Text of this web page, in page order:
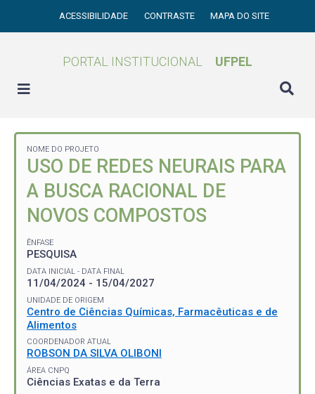
ACESSIBILIDADE CONTRASTE MAPA DO SITE
PORTAL INSTITUCIONAL UFPEL
NOME DO PROJETO
USO DE REDES NEURAIS PARA
A BUSCA RACIONAL DE
NOVOS COMPOSTOS
ÊNFASE
PESQUISA
DATA INICIAL - DATA FINAL
11/04/2024 - 15/04/2027
UNIDADE DE ORIGEM
Centro de Ciências Químicas, Farmacêuticas e de
Alimentos
COORDENADOR ATUAL
ROBSON DA SILVA OLIBONI
ÁREA CNPQ
Ciências Exatas e da Terra